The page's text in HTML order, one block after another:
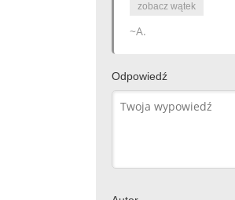
zobacz wątek
~A.
Odpowiedź